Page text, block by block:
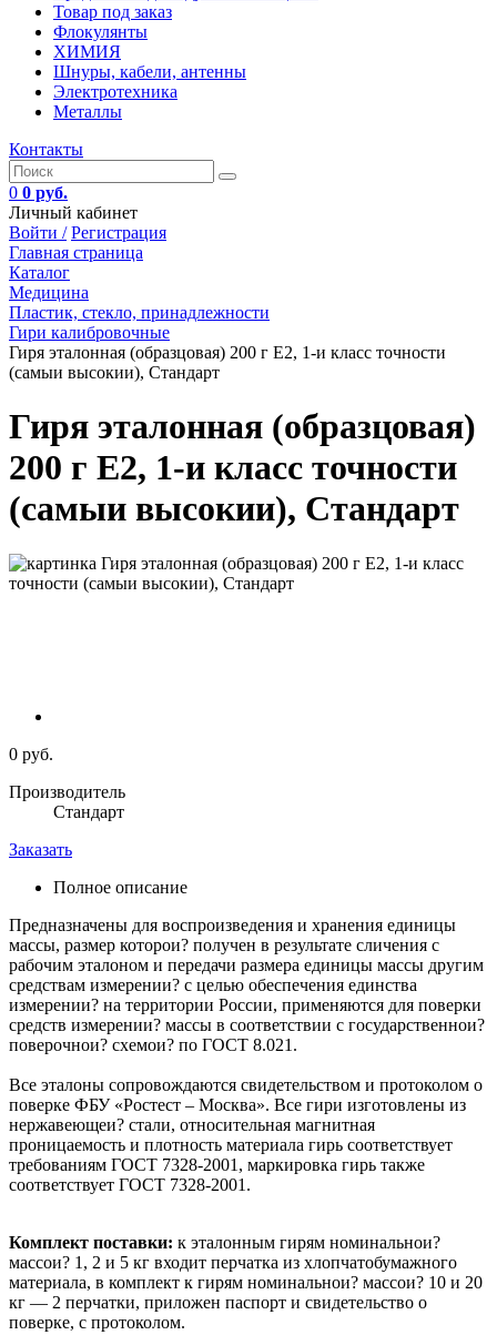
Товар под заказ
Флокулянты
ХИМИЯ
Шнуры, кабели, антенны
Электротехника
Металлы
Контакты
0 0 руб.
Личный кабинет
Войти / Регистрация
Главная страница
Каталог
Медицина
Пластик, стекло, принадлежности
Гири калибровочные
Гиря эталонная (образцовая) 200 г E2, 1-и класс точности
(самыи высокии), Стандарт
Гиря эталонная (образцовая)
200 г E2, 1-и класс точности
(самыи высокии), Стандарт
0 руб.
Производитель
Стандарт
Заказать
Полное описание
Предназначены для воспроизведения и хранения единицы
массы, размер которои? получен в результате сличения с
рабочим эталоном и передачи размера единицы массы другим
средствам измерении? с целью обеспечения единства
измерении? на территории России, применяются для поверки
средств измерении? массы в соответствии с государственнои?
поверочнои? схемои? по ГОСТ 8.021.
Все эталоны сопровождаются свидетельством и протоколом о
поверке ФБУ «Ростест – Москва». Все гири изготовлены из
нержавеющеи? стали, относительная магнитная
проницаемость и плотность материала гирь соответствует
требованиям ГОСТ 7328-2001, маркировка гирь также
соответствует ГОСТ 7328-2001.
Комплект поставки: к эталонным гирям номинальнои?
массои? 1, 2 и 5 кг входит перчатка из хлопчатобумажного
материала, в комплект к гирям номинальнои? массои? 10 и 20
кг — 2 перчатки, приложен паспорт и свидетельство о
поверке, с протоколом.